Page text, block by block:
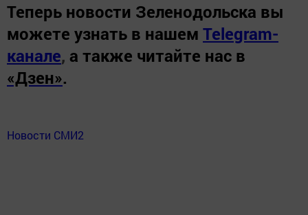
Теперь новости Зеленодольска вы
можете узнать в нашем Telegram-
канале, а также читайте нас в
«Дзен».
Новости СМИ2